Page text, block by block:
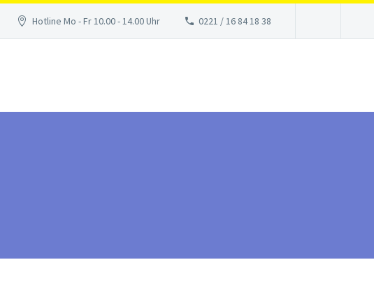
Hotline Mo - Fr 10.00 - 14.00 Uhr 0221 / 16 84 18 38